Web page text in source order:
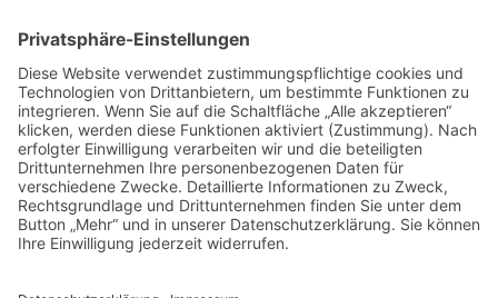
Wir freuen uns auf Sie:
Landfleischerei & Catering Karl Herzog
Leutersdorfer Str. 6
02794 Spitzkunnersdorf
Tel.: 03586 / 38 62 96
Fax: 03586 / 78 93 32
Startseite
Onlineshop